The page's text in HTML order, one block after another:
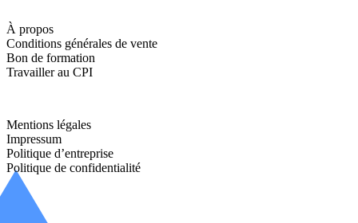
À propos
Conditions générales de vente
Bon de formation
Travailler au CPI
Mentions légales
Impressum
Politique d’entreprise
Politique de confidentialité